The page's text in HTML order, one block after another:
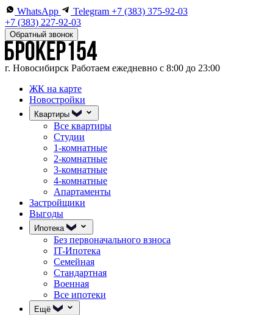
WhatsApp Telegram +7 (383) 375-92-03
+7 (383) 227-92-03
Обратный звонок
г. Новосибирск Работаем ежедневно с 8:00 до 23:00
ЖК на карте
Новостройки
Квартиры
Все квартиры
Студии
1-комнатные
2-комнатные
3-комнатные
4-комнатные
Апартаменты
Застройщики
Выгоды
Ипотека
Без первоначального взноса
IT-Ипотека
Семейная
Стандартная
Военная
Все ипотеки
Ещё